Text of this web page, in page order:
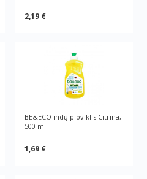
2,19 €
BE&ECO indų ploviklis Citrina,
500 ml
1,69 €